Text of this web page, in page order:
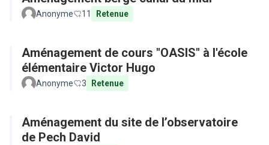
Anonyme 11 Retenue
Aménagement de cours "OASIS" à l'école
élémentaire Victor Hugo
Anonyme 3 Retenue
Aménagement du site de l’observatoire
de Pech David